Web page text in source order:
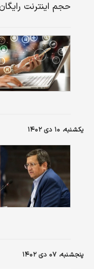
حجم اینترنت
یکشنبه، ۱۰ دی ۱۴۰۲
پنجشنبه، ۰۷ دی ۱۴۰۲